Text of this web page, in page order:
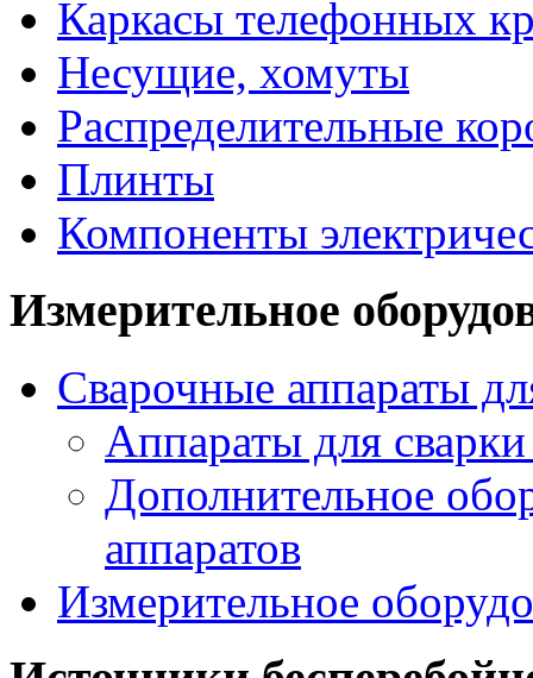
Каркасы телефонных
Несущие, хомуты
Распределительные
Плинты
Компоненты
Измерительное
Сварочные аппараты
Аппараты для
Дополнительное
аппаратов
Измерительное